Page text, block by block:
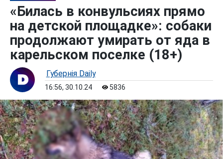
«Билась в конвульсиях прямо
на детской площадке»: собаки
продолжают умирать от яда в
карельском поселке (18+)
Губернiя Daily
16:56, 30.10.24 5836